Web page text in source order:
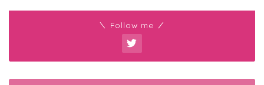
＼ Follow me ／